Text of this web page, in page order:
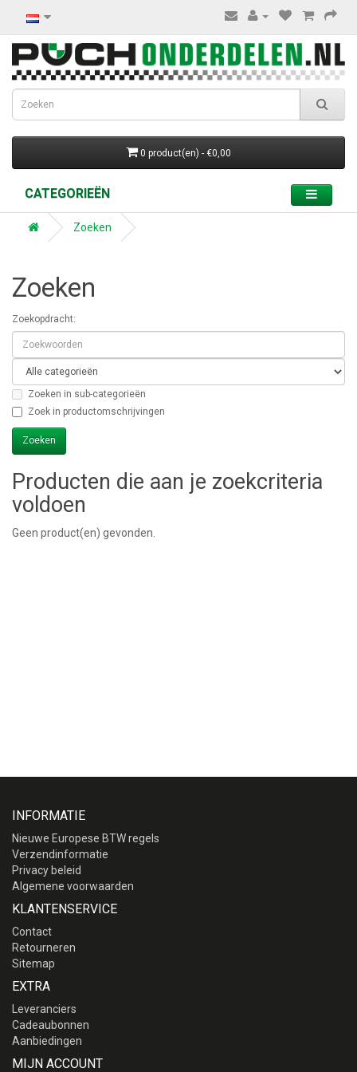
0 product(en) - €0,00
CATEGORIEËN
Zoeken
Zoeken
Zoekopdracht:
Zoeken in sub-categorieën
Zoek in productomschrijvingen
Producten die aan je zoekcriteria
voldoen
Geen product(en) gevonden.
INFORMATIE
Nieuwe Europese BTW regels
Verzendinformatie
Privacy beleid
Algemene voorwaarden
KLANTENSERVICE
Contact
Retourneren
Sitemap
EXTRA
Leveranciers
Cadeaubonnen
Aanbiedingen
MIJN ACCOUNT